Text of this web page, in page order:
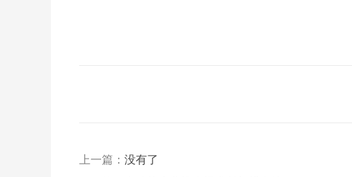
上一篇： 没有了